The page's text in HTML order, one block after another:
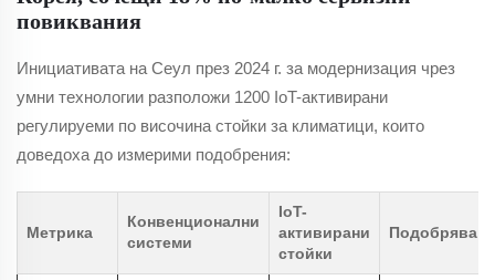
повиквания
Инициативата на Сеул през 2024 г. за модернизация чрез
умни технологии разположи 1200 IoT-активирани
регулируеми по височина стойки за климатици, които
доведоха до измерими подобрения:
Метрика
Конвенционални
системи
IoT-
активирани
стойки
Подобряване